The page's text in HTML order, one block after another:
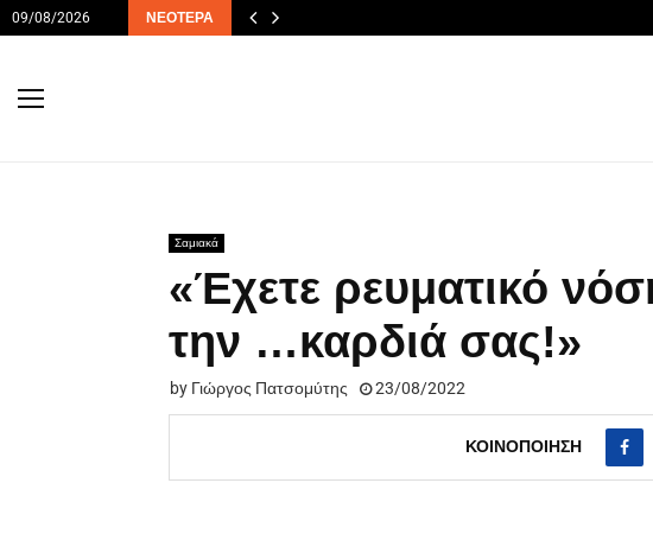
09/08/2026 ΝΕΌΤΕΡΑ
Σαμιακά
«Έχετε ρευματικό
την …καρδιά σας!»
by Γιώργος Πατσομύτης 23/08/2022
ΚΟΙΝΟΠΟΊΗΣΗ